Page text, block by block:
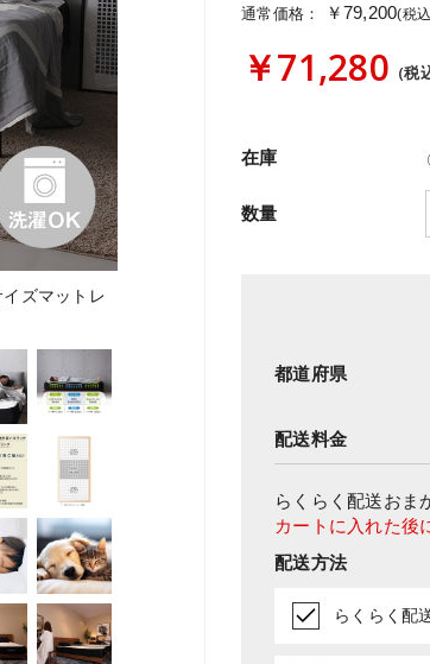
ズマットレ
通常価格： ￥79,200(税
￥71,280 (税
在庫
数量
都道府県
配送料金
らくらく配送おま
カートに入れた後
配送方法
らくらく配